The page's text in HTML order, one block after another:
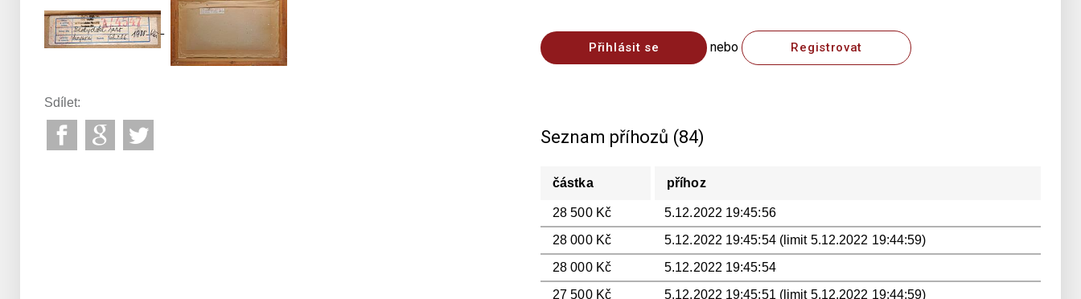
Přihlásit se nebo Registrovat
Seznam příhozů (84)
částka příhoz
28 500 Kč
5.12.2022 19:45:56
28 000 Kč
5.12.2022 19:45:54 (limit 5.12.2022 19:44:59)
28 000 Kč
5.12.2022 19:45:54
27 500 Kč
5.12.2022 19:45:51 (limit 5.12.2022 19:44:59)
Sdílet: